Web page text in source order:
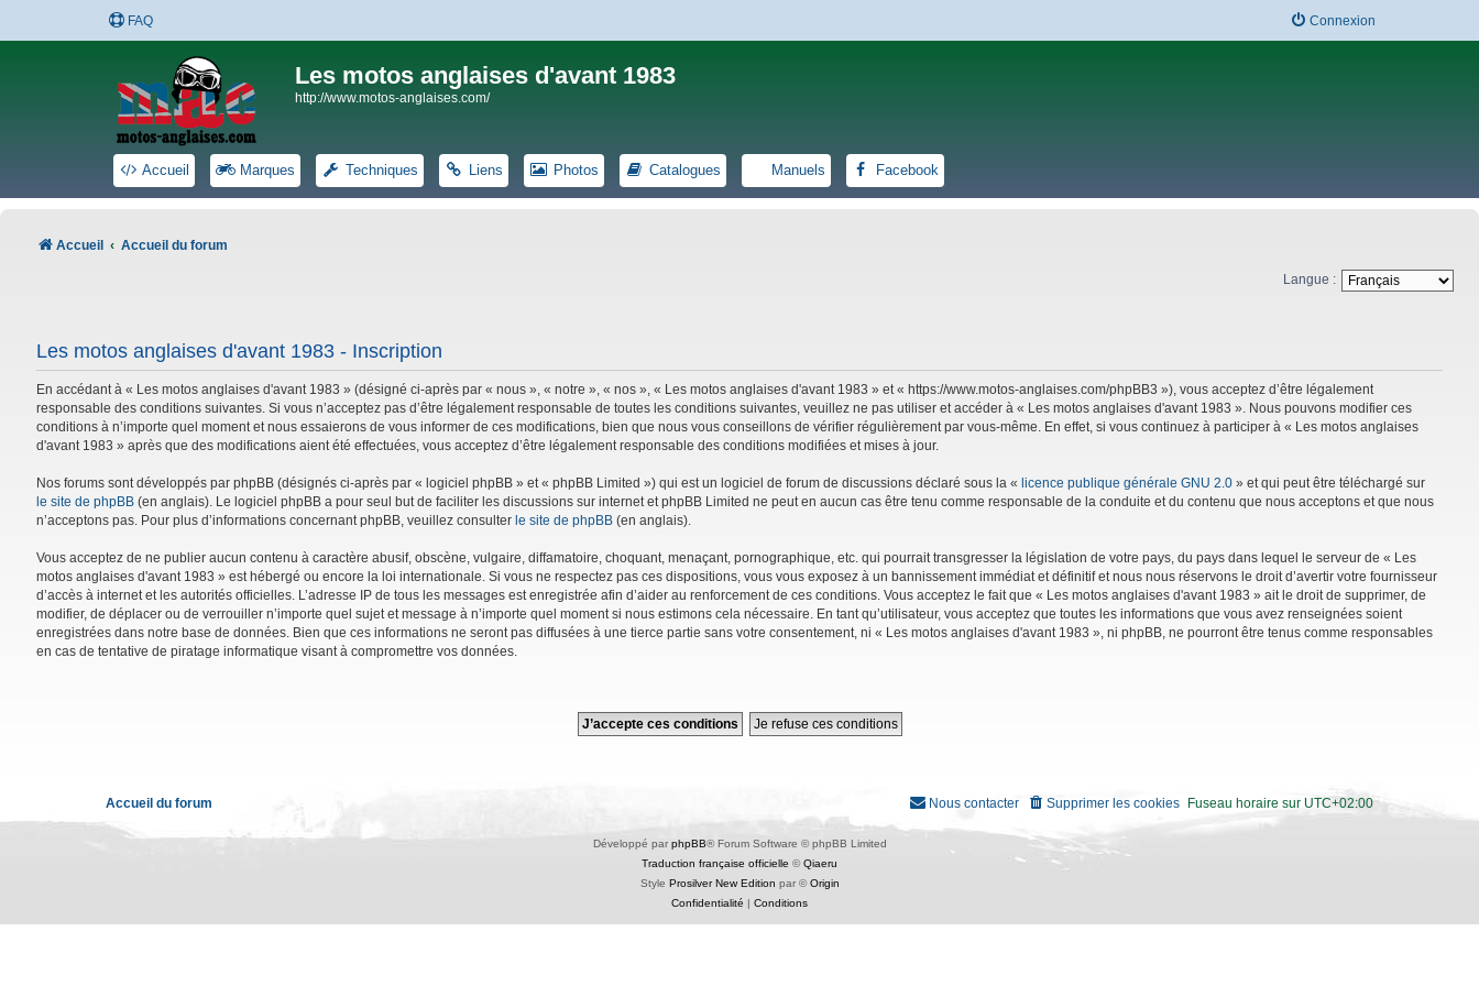
FAQ Connexion
Les motos anglaises d'avant 1983
http://www.motos-anglaises.com/
Accueil Marques Techniques Liens Photos Catalogues Manuels Facebook
Accueil Accueil du forum
Langue :
Les motos anglaises d'avant 1983 - Inscription
En accédant à « Les motos anglaises d'avant 1983 » (désigné ci-après par « nous », « notre », « nos », « Les motos anglaises d'avant 1983 » et « https://www.motos-anglaises.com/phpBB3 »), vous acceptez d’être légalement
responsable des conditions suivantes. Si vous n’acceptez pas d’être légalement responsable de toutes les conditions suivantes, veuillez ne pas utiliser et accéder à « Les motos anglaises d'avant 1983 ». Nous pouvons modifier ces
conditions à n’importe quel moment et nous essaierons de vous informer de ces modifications, bien que nous vous conseillons de vérifier régulièrement par vous-même. En effet, si vous continuez à participer à « Les motos anglaises
d'avant 1983 » après que des modifications aient été effectuées, vous acceptez d’être légalement responsable des conditions modifiées et mises à jour.
Nos forums sont développés par phpBB (désignés ci-après par « logiciel phpBB » et « phpBB Limited ») qui est un logiciel de forum de discussions déclaré sous la « licence publique générale GNU 2.0 » et qui peut être téléchargé sur
le site de phpBB (en anglais). Le logiciel phpBB a pour seul but de faciliter les discussions sur internet et phpBB Limited ne peut en aucun cas être tenu comme responsable de la conduite et du contenu que nous acceptons et que nous
n’acceptons pas. Pour plus d’informations concernant phpBB, veuillez consulter le site de phpBB (en anglais).
Vous acceptez de ne publier aucun contenu à caractère abusif, obscène, vulgaire, diffamatoire, choquant, menaçant, pornographique, etc. qui pourrait transgresser la législation de votre pays, du pays dans lequel le serveur de « Les
motos anglaises d'avant 1983 » est hébergé ou encore la loi internationale. Si vous ne respectez pas ces dispositions, vous vous exposez à un bannissement immédiat et définitif et nous nous réservons le droit d’avertir votre fournisseur
d’accès à internet et les autorités officielles. L’adresse IP de tous les messages est enregistrée afin d’aider au renforcement de ces conditions. Vous acceptez le fait que « Les motos anglaises d'avant 1983 » ait le droit de supprimer, de
modifier, de déplacer ou de verrouiller n’importe quel sujet et message à n’importe quel moment si nous estimons cela nécessaire. En tant qu’utilisateur, vous acceptez que toutes les informations que vous avez renseignées soient
enregistrées dans notre base de données. Bien que ces informations ne seront pas diffusées à une tierce partie sans votre consentement, ni « Les motos anglaises d'avant 1983 », ni phpBB, ne pourront être tenus comme responsables
en cas de tentative de piratage informatique visant à compromettre vos données.
Accueil du forum Fuseau horaire sur UTC+02:00
Supprimer les cookies
Nous contacter
Développé par phpBB® Forum Software © phpBB Limited
Traduction française officielle ©Qiaeru
Style Prosilver New Edition par ©Origin
Confidentialité | Conditions